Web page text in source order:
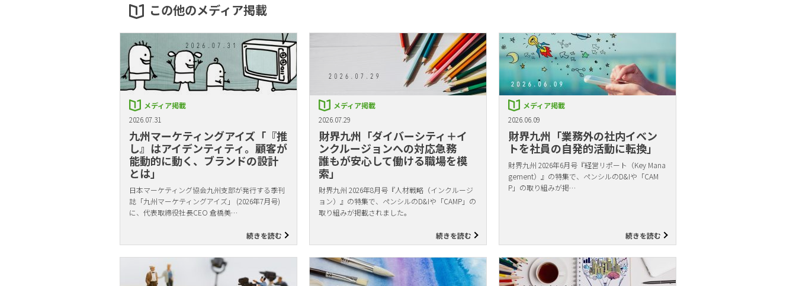
この他のメディア掲載
メディア掲載
2026.07.31
九州マーケティングアイズ「『推
し』はアイデンティティ。顧客が
能動的に動く、ブランドの設計
とは」
日本マーケティング協会九州支部が発行する季刊
誌「九州マーケティングアイズ」 (2026年7月号)
に、代表取締役社長CEO 倉橋美…
続きを読む
メディア掲載
2026.07.29
財界九州「ダイバーシティ＋イ
ンクルージョンへの対応急務
誰もが安心して働ける職場を模
索」
財界九州 2026年8月号『人材戦略（インクルージ
ョン）』の特集で、ペンシルのD&Iや「CAMP」の
取り組みが掲載されました。
続きを読む
メディア掲載
2026.06.09
財界九州「業務外の社内イベン
トを社員の自発的活動に転換」
財界九州 2026年6月号『経営リポート（Key Mana
gement）』の特集で、ペンシルのD&Iや「CAM
P」の取り組みが掲…
続きを読む